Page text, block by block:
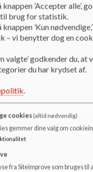
for feedback i
er afgørende i
den rette viden om
kan være både
læring OG feedback til
af hans progression og
bygger på en
og de mål, der er
er væsentlig, fordi elever
forskelligt. Viden fra
til at differentiere
om eleverne ved at
’Accepter alle’,
brug for statistik.
’Kun
– vi benytter dog en
valgte’ godkender du,
du har krydset af.
.
cookies(altid nødvendig)
gemmer dine valg om
fra Siteimprove som bruges til